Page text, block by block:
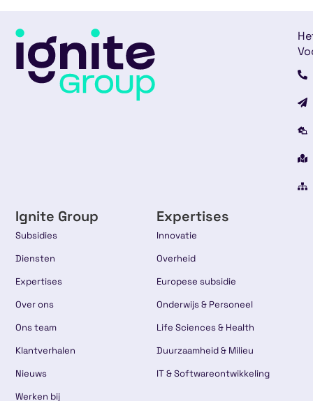
Ignite Group
Subsidies
Diensten
Expertises
Over ons
Ons team
Klantverhalen
Nieuws
Werken bij
Expertises
Innovatie
Overheid
Europese subsidie
Onderwijs & Personeel
Life Sciences & Health
Duurzaamheid & Milieu
IT & Softwareontwikkeling